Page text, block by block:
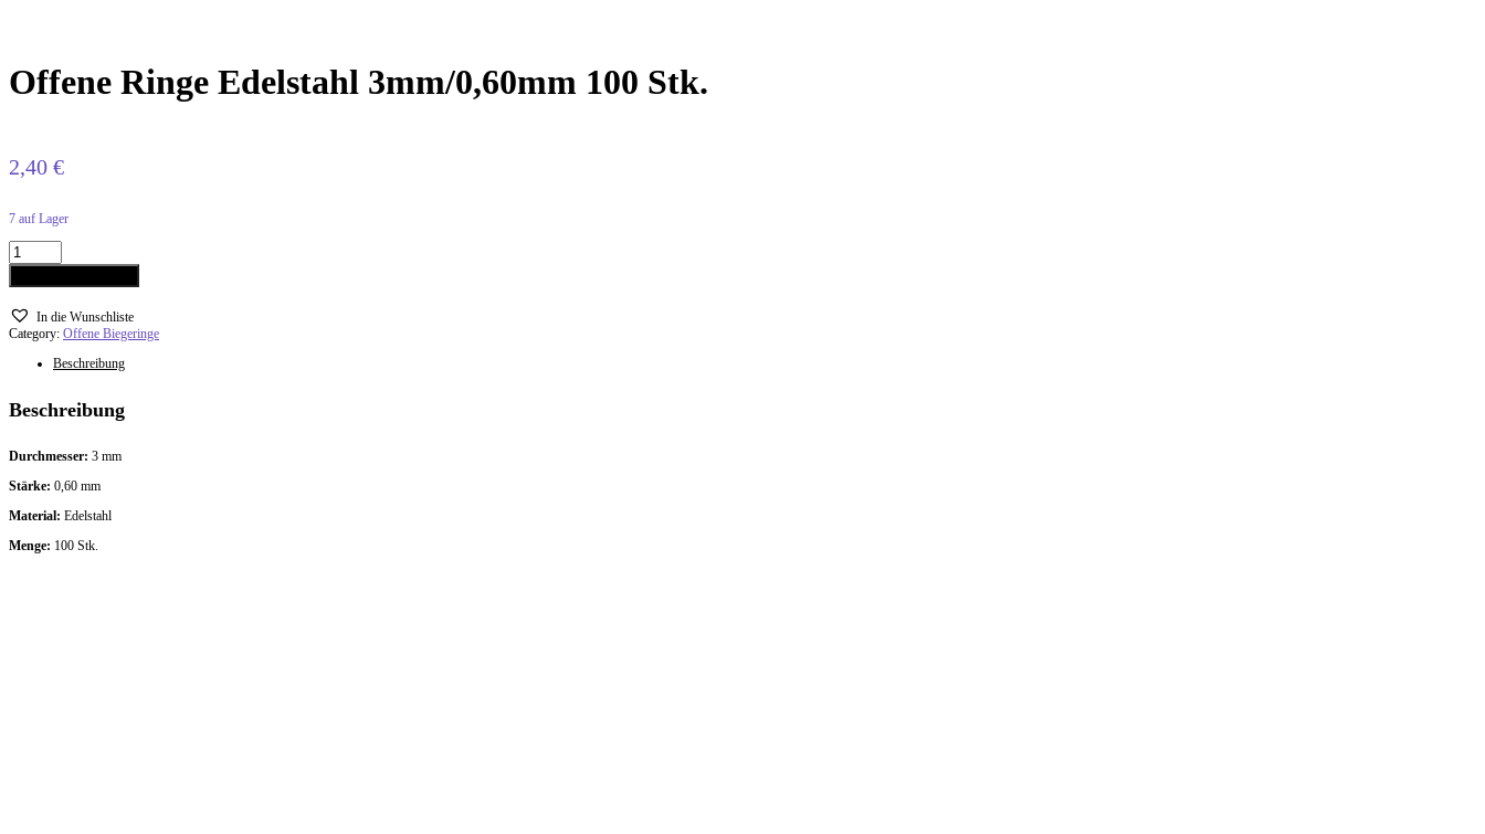
Offene Ringe Edelstahl 3mm/0,60mm 100 Stk.
2,40 €
7 auf Lager
In die Wunschliste
Category: Offene Biegeringe
Beschreibung
Beschreibung
Durchmesser: 3 mm
Stärke: 0,60 mm
Material: Edelstahl
Menge: 100 Stk.